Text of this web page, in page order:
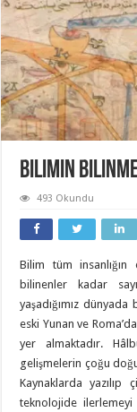
Bilimin
493 Okundu
Bilim tüm insanlığın
bilinenler kadar
yaşadığımız
eski Yunan ve
yer almaktadır.
gelişmelerin çoğu
Kaynaklarda
teknolojide ilerlemeyi